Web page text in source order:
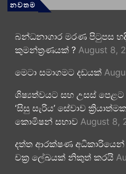
නවතම
බන්ධනාගාර මරණ පිටුපස
කුමන්ත්‍රණයක් ? August 8,
මෙටා සමාගමට දඩයක්
ශිෂ්‍යත්වයට සහ උසස්
‘සිසු සැරිය’ සේවාව
කොමිෂන් සභාව August 8,
දත්ත ආරක්ෂණ අධිකාරියෙන්
චක්‍ර ලේඛයක් නිකුත් කරයි